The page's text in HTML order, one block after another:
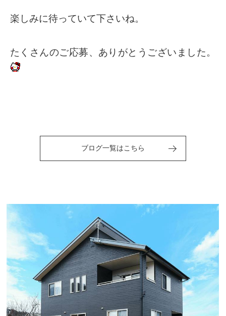
楽しみに待っていて下さいね。
たくさんのご応募、ありがとうございました。
ブログ一覧はこちら